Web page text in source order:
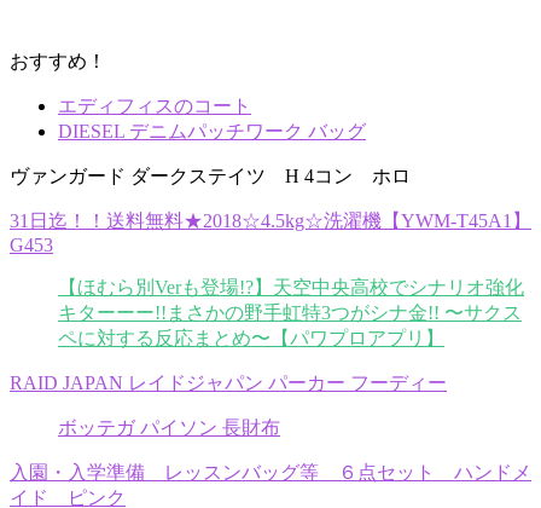
おすすめ！
エディフィスのコート
DIESEL デニムパッチワーク バッグ
ヴァンガード ダークステイツ H 4コン ホロ
31日迄！！送料無料★2018☆4.5kg☆洗濯機【YWM-T45A1】
G453
【ほむら別Verも登場!?】天空中央高校でシナリオ強化
キターーー!!まさかの野手虹特3つがシナ金!! 〜サクス
ペに対する反応まとめ〜【パワプロアプリ】
RAID JAPAN レイドジャパン パーカー フーディー
ボッテガ パイソン 長財布
入園・入学準備 レッスンバッグ等 ６点セット ハンドメ
イド ピンク